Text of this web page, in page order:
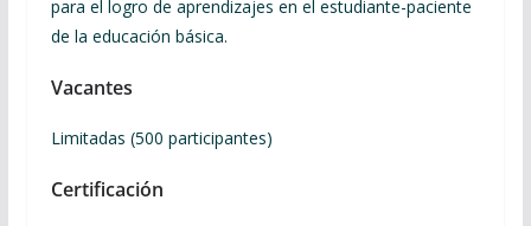
para el logro de aprendizajes en el estudiante-paciente
de la educación básica.
Vacantes
Limitadas (500 participantes)
Certificación